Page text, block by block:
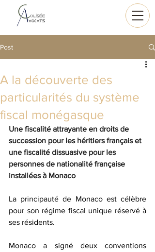
Post
A la découverte des
particularités du système
fiscal monégasque
Une fiscalité attrayante en droits de
succession pour les héritiers français et
une fiscalité dissuasive pour les
personnes de nationalité française
installées à Monaco
La principauté de Monaco est célèbre
pour son régime fiscal unique réservé à
ses résidents.
Monaco a signé deux conventions